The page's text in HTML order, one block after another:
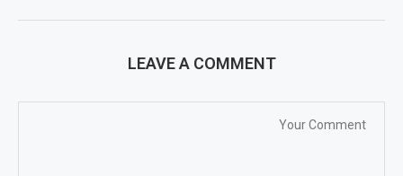
LEAVE A COMMENT